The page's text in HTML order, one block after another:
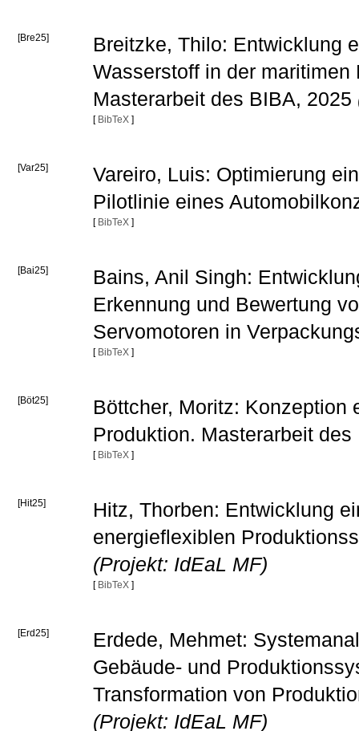
[Bre25]
Breitzke, Thilo: Entwicklung
Wasserstoff in der
Masterarbeit des BIBA, 2025
[ BibTeX ]
[Var25]
Vareiro, Luis: Optimierung
Pilotlinie eines
[ BibTeX ]
[Bai25]
Bains, Anil Singh:
Erkennung und Bewertung
Servomotoren in
[ BibTeX ]
[Böt25]
Böttcher, Moritz: Konzeption
Produktion. Masterarbeit
[ BibTeX ]
[Hit25]
Hitz, Thorben: Entwicklung
energieflexiblen
(Projekt: IdEaL MF)
[ BibTeX ]
[Erd25]
Erdede, Mehmet:
Gebäude- und
Transformation von
(Projekt: IdEaL MF)